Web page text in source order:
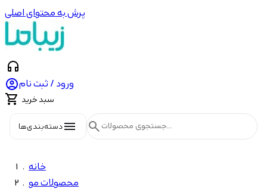
پرش به محتوای اصلی
headphones
ورود / ثبت نام
 سبد خرید
menuدسته‌بندی‌ها search
خانه
محصولات مو